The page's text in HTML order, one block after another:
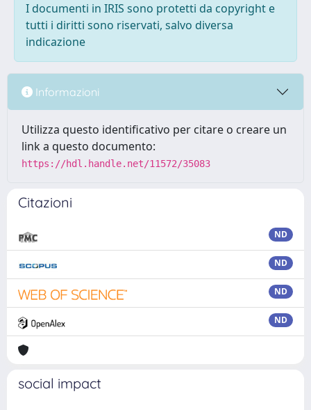
I documenti in IRIS sono protetti da copyright e
tutti i diritti sono riservati, salvo diversa
indicazione
Informazioni
Utilizza questo identificativo per citare o creare un
link a questo documento:
https://hdl.handle.net/11572/35083
Citazioni
ND
ND
ND
ND
social impact